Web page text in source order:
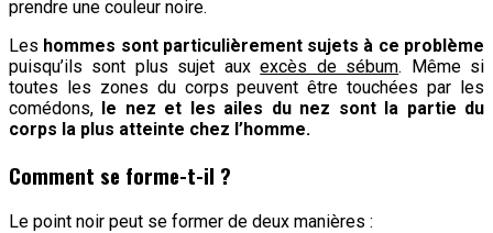
prendre une couleur noire.
Les hommes sont particulièrement sujets à ce problème
puisqu’ils sont plus sujet auxexcès de sébum. Même si
toutes les zones du corps peuvent être touchées par les
comédons,
le nez et les ailes du nez sont la partie du
corps la plus atteinte chez l’homme.
Comment se forme-t-il ?
Le point noir peut se former de deux manières :